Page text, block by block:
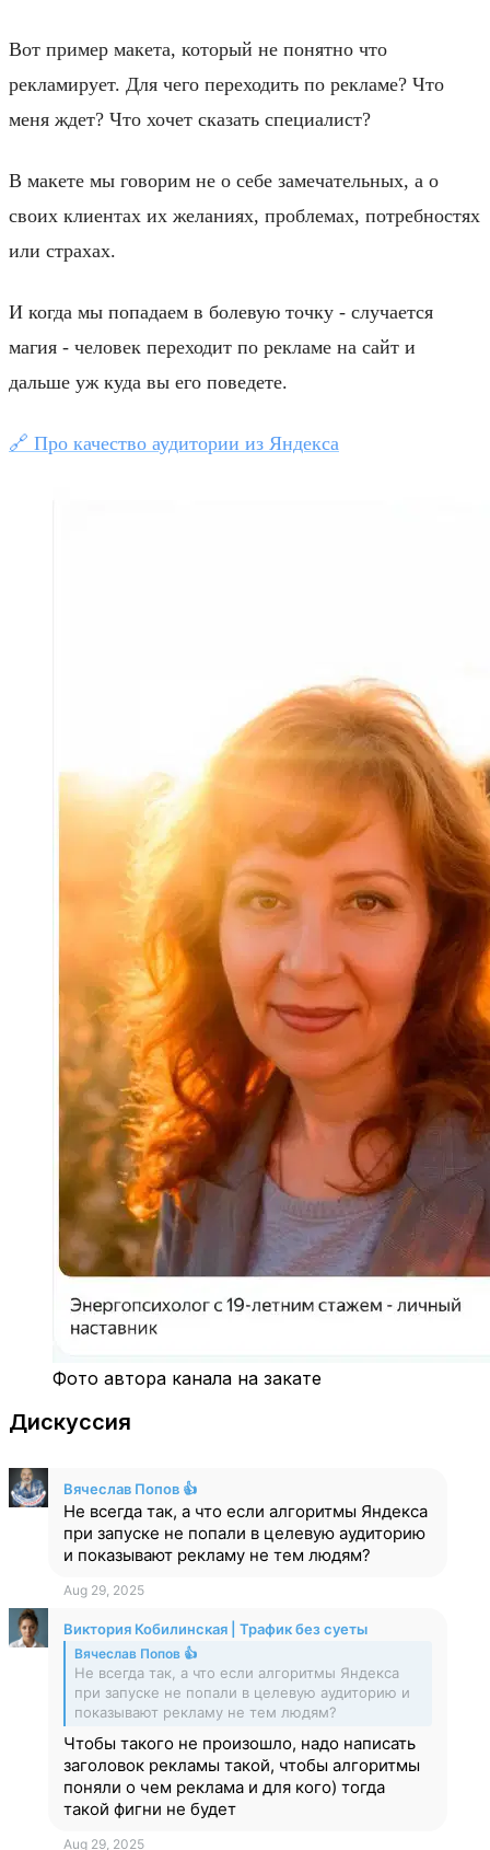
Вот пример макета, который не понятно что
рекламирует. Для чего переходить по рекламе? Что
меня ждет? Что хочет сказать специалист?
В макете мы говорим не о себе замечательных, а о
своих клиентах их желаниях, проблемах, потребностях
или страхах.
И когда мы попадаем в болевую точку - случается
магия - человек переходит по рекламе на сайт и
дальше уж куда вы его поведете.
🔗 Про качество аудитории из Яндекса
Фото автора канала на закате
Дискуссия
Вячеслав Попов 👍
Не всегда так, а что если алгоритмы Яндекса
при запуске не попали в целевую аудиторию
и показывают рекламу не тем людям?
Aug 29, 2025
Виктория Кобилинская | Трафик без суеты
Вячеслав Попов 👍
Не всегда так, а что если алгоритмы Яндекса
при запуске не попали в целевую аудиторию и
показывают рекламу не тем людям?
Чтобы такого не произошло, надо написать
заголовок рекламы такой, чтобы алгоритмы
поняли о чем реклама и для кого) тогда
такой фигни не будет
Aug 29, 2025